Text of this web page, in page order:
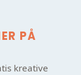
PÅ
kreative